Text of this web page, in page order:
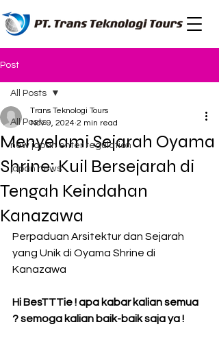
Post
All Posts
new japan enter regulation
japan news
All Posts
Menyelami Sejarah Oyama
Shrine: Kuil Bersejarah di
Tengah Keindahan
Kanazawa
Trans Teknologi Tours
Nov 9, 2024 2 min read
Perpaduan Arsitektur dan Sejarah
yang Unik di Oyama Shrine di
Kanazawa
Hi BesTTTie ! apa kabar kalian semua
? semoga kalian baik-baik saja ya !